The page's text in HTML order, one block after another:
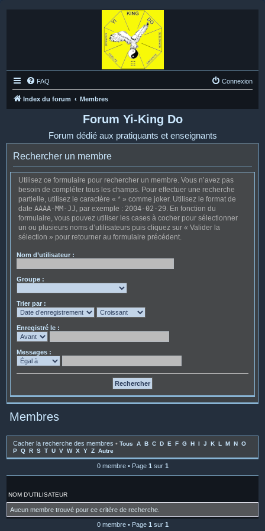
FAQ Connexion
Index du forum Membres
Forum Yi-King Do
Forum dédié aux pratiquants et enseignants
Rechercher un membre
Utilisez ce formulaire pour rechercher un membre. Vous n’avez pas
besoin de compléter tous les champs. Pour effectuer une recherche
partielle, utilisez le caractère « * » comme joker. Utilisez le format de
date AAAA-MM-JJ, par exemple : 2004-02-29. En fonction du
formulaire, vous pouvez utiliser les cases à cocher pour sélectionner
un ou plusieurs noms d’utilisateurs puis cliquez sur « Valider la
sélection » pour retourner au formulaire précédent.
Nom d’utilisateur :
Groupe :
Trier par :
Enregistré le :
Messages :
Membres
Cacher la recherche des membres • Tous A B C D E F G H I J K L M N O
P Q R S T U V W X Y Z Autre
0 membre • Page 1 sur 1
NOM D’UTILISATEUR
Aucun membre trouvé pour ce critère de recherche.
0 membre • Page 1 sur 1